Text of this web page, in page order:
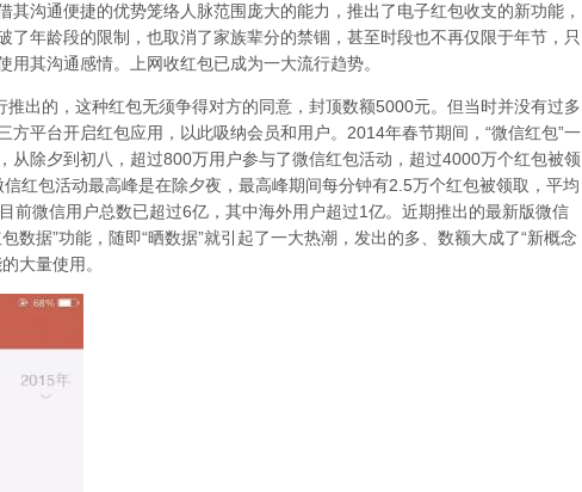
其沟通便捷的优势笼络人脉范围庞大的能力，推出了电子红包收支的新功能，
了年龄段的限制，也取消了家族辈分的禁锢，甚至时段也不再仅限于年节，只
用其沟通感情。上网收红包已成为一大流行趋势。
出的，这种红包无须争得对方的同意，封顶数额5000元。但当时并没有过多
方平台开启红包应用，以此吸纳会员和用户。2014年春节期间，“微信红包”一
从除夕到初八，超过800万用户参与了微信红包活动，超过4000万个红包被领
红包活动最高峰是在除夕夜，最高峰期间每分钟有2.5万个红包被领取，平均
前微信用户总数已超过6亿，其中海外用户超过1亿。近期推出的最新版微信
数据”功能，随即“晒数据”就引起了一大热潮，发出的多、数额大成了“新概念
大量使用。